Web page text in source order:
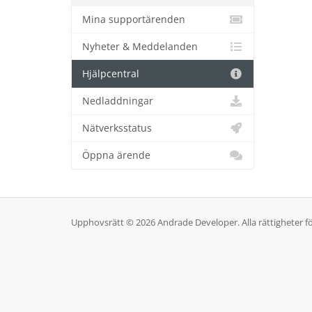
Mina supportärenden
Nyheter & Meddelanden
Hjälpcentral
Nedladdningar
Nätverksstatus
Öppna ärende
Upphovsrätt © 2026 Andrade Developer. Alla rättigheter